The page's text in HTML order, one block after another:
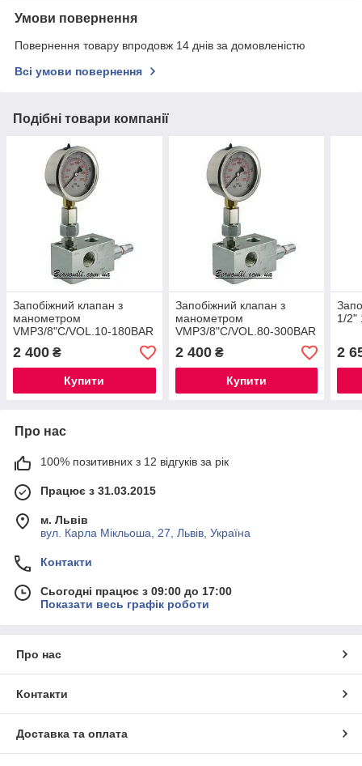
Умови повернення
Повернення товару впродовж 14 днів за домовленістю
Всі умови повернення
Подібні товари компанії
Запобіжний клапан з
манометром
VMP3/8"C/VOL.10-180BAR
2 400 ₴
Купити
Запобіжний клапан з
манометром
VMP3/8"C/VOL.80-300BAR
2 400₴
Купити
1/2"
2
Про нас
100% позитивних з 12 відгуків за рік
Працює з 31.03.2015
м. Львів
вул. Карла Мікльоша, 27, Львів, Україна
Контакти
Сьогодні працює з 09:00 до 17:00
Показати весь графік роботи
Про нас
Контакти
Доставка та оплата